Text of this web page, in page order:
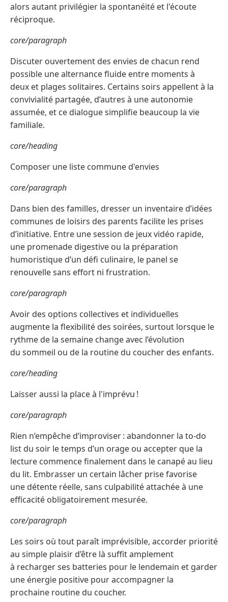
alors autant privilégier la spontanéité et l'écoute
réciproque.
core/paragraph
Discuter ouvertement des envies de chacun rend
possible une alternance fluide entre moments à
deux et plages solitaires. Certains soirs appellent à la
convivialité partagée, d’autres à une autonomie
assumée, et ce dialogue simplifie beaucoup la vie
familiale.
core/heading
Composer une liste commune d'envies
core/paragraph
Dans bien des familles, dresser un inventaire d’idées
communes de loisirs des parents facilite les prises
d’initiative. Entre une session de jeux vidéo rapide,
une promenade digestive ou la préparation
humoristique d’un défi culinaire, le panel se
renouvelle sans effort ni frustration.
core/paragraph
Avoir des options collectives et individuelles
augmente la flexibilité des soirées, surtout lorsque le
rythme de la semaine change avec l’évolution
du sommeil ou de la routine du coucher des enfants.
core/heading
Laisser aussi la place à l'imprévu !
core/paragraph
Rien n’empêche d’improviser : abandonner la to-do
list du soir le temps d’un orage ou accepter que la
lecture commence finalement dans le canapé au lieu
du lit. Embrasser un certain lâcher prise favorise
une détente réelle, sans culpabilité attachée à une
efficacité obligatoirement mesurée.
core/paragraph
Les soirs où tout paraît imprévisible, accorder priorité
au simple plaisir d’être là suffit amplement
à recharger ses batteries pour le lendemain et garder
une énergie positive pour accompagner la
prochaine routine du coucher.